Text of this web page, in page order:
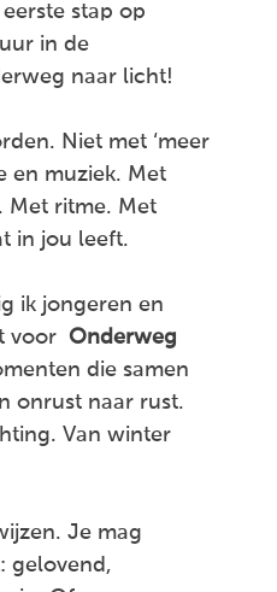
stap op
in de
naar licht!
Niet met ‘meer
en muziek. Met
Met ritme. Met
in jou leeft.
ik jongeren en
voor Onderweg
die samen
onrust naar rust.
Van winter
Je mag
gelovend,